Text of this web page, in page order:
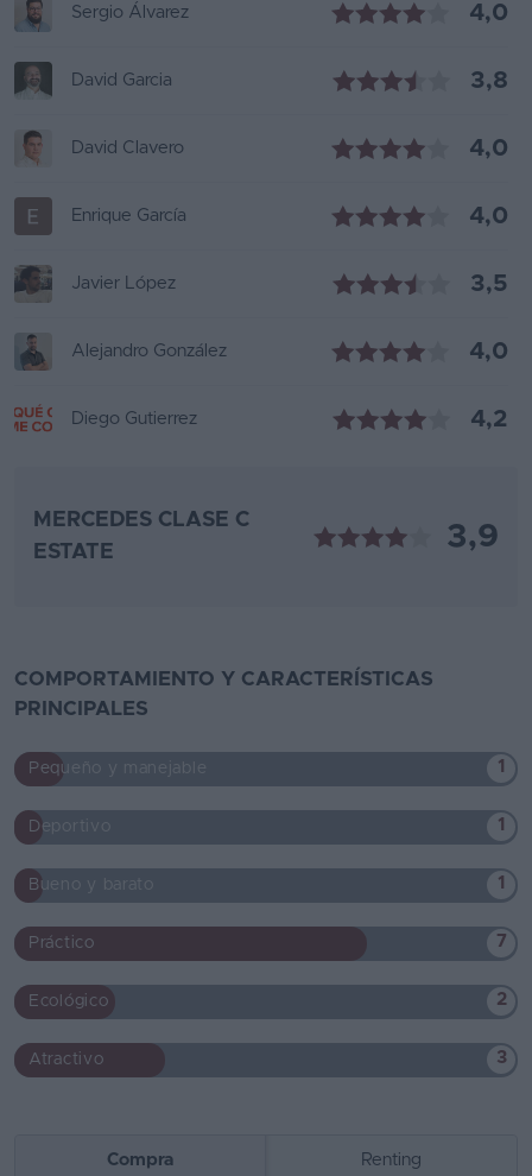
Sergio Álvarez 4,0
David Garcia 3,8
David Clavero 4,0
Enrique García 4,0
Javier López 3,5
Alejandro González 4,0
Diego Gutierrez 4,2
MERCEDES CLASE C
ESTATE
3,9
COMPORTAMIENTO Y CARACTERÍSTICAS
PRINCIPALES
Pequeño y manejable 1
Deportivo 1
Bueno y barato 1
Práctico 7
Ecológico 2
Atractivo 3
Compra Renting